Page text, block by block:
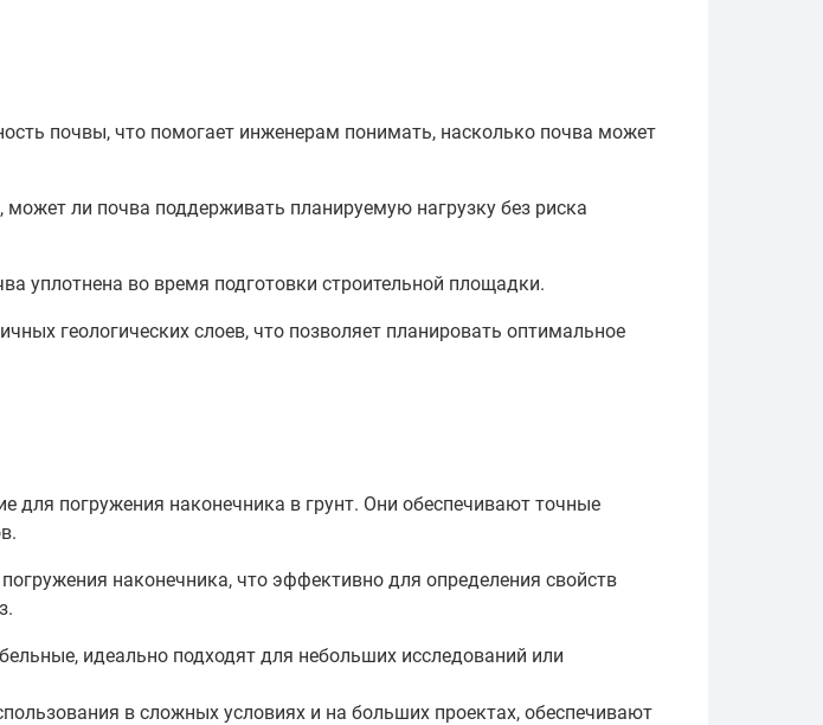
почвы, что помогает инженерам понимать, насколько почва может
ли почва поддерживать планируемую нагрузку без риска
уплотнена во время подготовки строительной площадки.
геологических слоев, что позволяет планировать оптимальное
для погружения наконечника в грунт. Они обеспечивают точные
наконечника, что эффективно для определения свойств
идеально подходят для небольших исследований или
в сложных условиях и на больших проектах, обеспечивают